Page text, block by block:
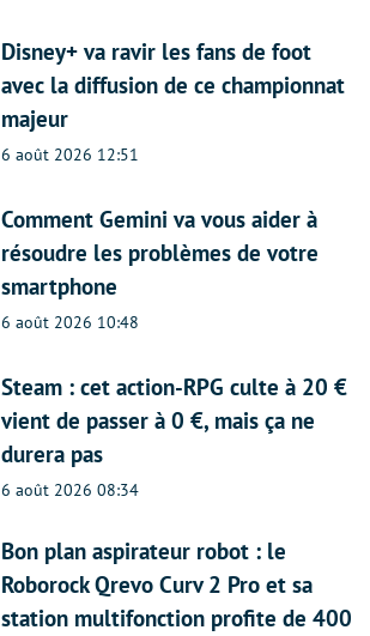
Disney+ va ravir les fans de foot
avec la diffusion de ce championnat
majeur
6 août 2026 12:51
Comment Gemini va vous aider à
résoudre les problèmes de votre
smartphone
6 août 2026 10:48
Steam : cet action-RPG culte à 20 €
vient de passer à 0 €, mais ça ne
durera pas
6 août 2026 08:34
Bon plan aspirateur robot : le
Roborock Qrevo Curv 2 Pro et sa
station multifonction profite de 400